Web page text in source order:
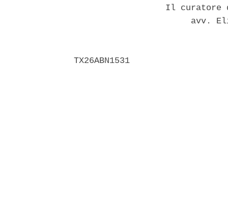
Il
avv.